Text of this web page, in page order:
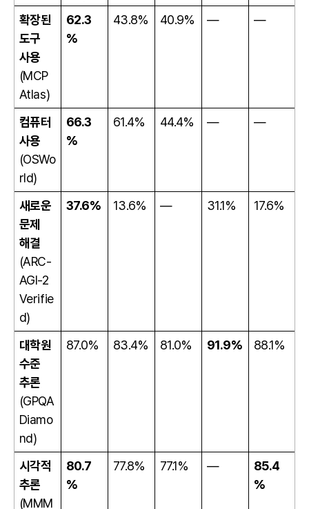
확장된
도구
사용
(MCP
Atlas)
62.3
%
43.8% 40.9% — —
컴퓨터
사용
(OSWo
rld)
66.3
%
61.4% 44.4% — —
새로운
문제
해결
(ARC-
AGI-2
Verifie
d)
37.6% 13.6% — 31.1% 17.6%
대학원
수준
추론
(GPQA
Diamo
nd)
87.0% 83.4% 81.0% 91.9% 88.1%
시각적
추론
(MMM
80.7
%
77.8% 77.1% —
85.4
%